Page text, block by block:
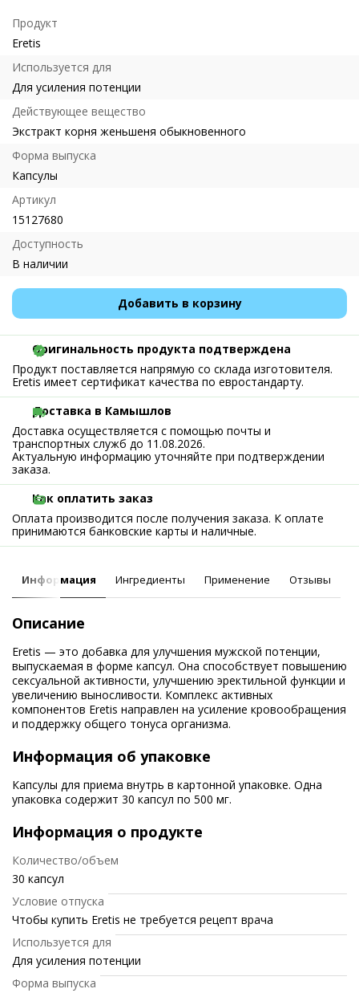
Продукт
Eretis
Используется для
Для усиления потенции
Действующее вещество
Экстракт корня женьшеня обыкновенного
Форма выпуска
Капсулы
Артикул
15127680
Доступность
В наличии
Добавить в корзину
Оригинальность продукта подтверждена
Продукт поставляется напрямую со склада изготовителя.
Eretis имеет сертификат качества по евростандарту.
Доставка в Камышлов
Доставка осуществляется с помощью почты и
транспортных служб до 11.08.2026.
Актуальную информацию уточняйте при подтверждении
заказа.
Как оплатить заказ
Оплата производится после получения заказа. К оплате
принимаются банковские карты и наличные.
Информация Ингредиенты Применение Отзывы
Описание
Eretis — это добавка для улучшения мужской потенции,
выпускаемая в форме капсул. Она способствует повышению
сексуальной активности, улучшению эректильной функции и
увеличению выносливости. Комплекс активных
компонентов Eretis направлен на усиление кровообращения
и поддержку общего тонуса организма.
Информация об упаковке
Капсулы для приема внутрь в картонной упаковке. Одна
упаковка содержит 30 капсул по 500 мг.
Информация о продукте
Количество/объем
30 капсул
Условие отпуска
Чтобы купить Eretis не требуется рецепт врача
Используется для
Для усиления потенции
Форма выпуска